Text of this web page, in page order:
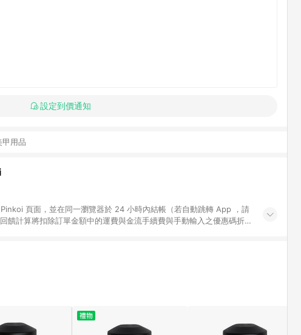
設定到價通知
甲用品
頁面，並在同一瀏覽器於 24 小時內結帳（若自動跳轉 App ，請
饋計算將扣除訂單金額中的運費與金流手續費與手動輸入之優惠碼折
v4.6.0 / iOS v4.1.5 以上才具贈點資格。 7. 點數將於出貨後 45 天
LINE 購物前往 Pinkoi 頁面後才首次下載 Pinkoi APP 並完成訂單，不